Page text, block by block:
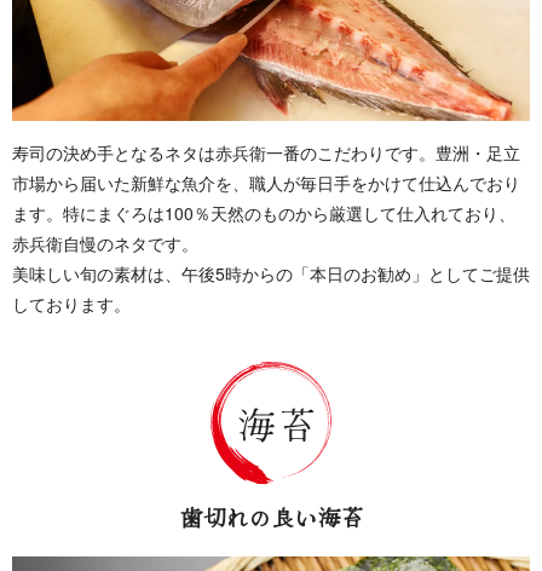
寿司の決め手となるネタは赤兵衛一番のこだわりです。豊洲・足立
市場から届いた新鮮な魚介を、職人が毎日手をかけて仕込んでおり
ます。特にまぐろは100％天然のものから厳選して仕入れており、
赤兵衛自慢のネタです。
美味しい旬の素材は、午後5時からの「本日のお勧め」としてご提供
しております。
歯切れの良い海苔